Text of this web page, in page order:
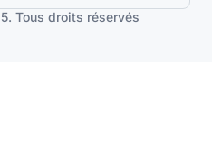
Tous droits réservés